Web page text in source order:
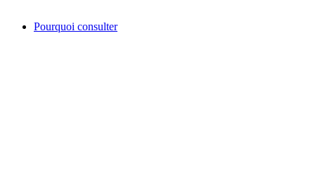
Pourquoi consulter